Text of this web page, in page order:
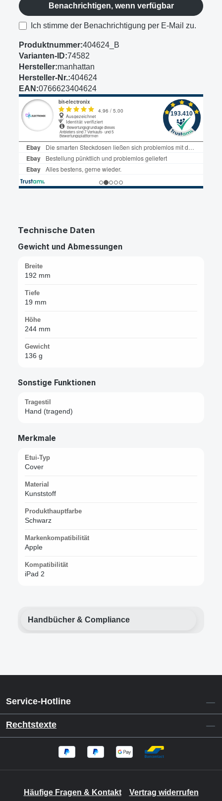
Benachrichtigen, wenn verfügbar
Ich stimme der Benachrichtigung per E-Mail zu.
Produktnummer:404624_B
Varianten-ID:74582
Hersteller:manhattan
Hersteller-Nr.:404624
EAN:0766623404624
Technische Daten
Gewicht und Abmessungen
Breite
192 mm
Tiefe
19 mm
Höhe
244 mm
Gewicht
136 g
Sonstige Funktionen
Tragestil
Hand (tragend)
Merkmale
Etui-Typ
Cover
Material
Kunststoff
Produkthauptfarbe
Schwarz
Markenkompatibilität
Apple
Kompatibilität
iPad 2
Handbücher & Compliance
Service-Hotline
Rechtstexte
Häufige Fragen & Kontakt Vertrag widerrufen